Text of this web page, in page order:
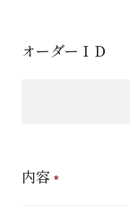
オーダーＩＤ
内容